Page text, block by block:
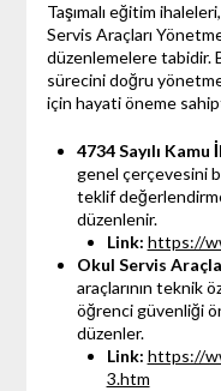
Taşımalı eğitim
Servis Araçları
düzenlemelere tabidir.
sürecini doğru
için hayati öneme
4734 Sayılı
genel çerçevesini
teklif
düzenlenir.
Link: https://
Okul Servis
araçlarının teknik
öğrenci güvenliği
düzenler.
Link: https://
3.htm